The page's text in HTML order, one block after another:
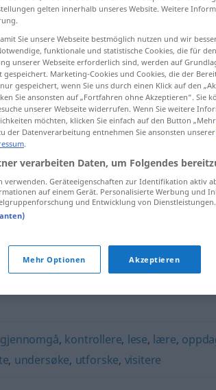
,undersøke,utforske,visitere
gjennomgå, kontrollere, lese, lære,
, undersøke, utforske, visitere
gelten innerhalb unseres Website. Weitere
Sie unsere Webseite bestmöglich nutzen und wir
funktionale und statistische Cookies, die für
unserer Webseite erforderlich sind, werden auf
Marketing-Cookies und Cookies, die der
gespeichert, wenn Sie uns durch einen Klick auf den
Sie ansonsten auf „Fortfahren ohne Akzeptieren“. Sie
unserer Webseite widerrufen. Wenn Sie weitere
möchten, klicken Sie einfach auf den Button
der Datenverarbeitung entnehmen Sie ansonsten unserer
.
verarbeiten Daten, um Folgendes
verwenden. Geräteeigenschaften zur Identifikation aktiv
auf einem Gerät. Personalisierte Werbung und
und Entwicklung von Dienstleistungen.
Mehr Optionen Akzeptieren